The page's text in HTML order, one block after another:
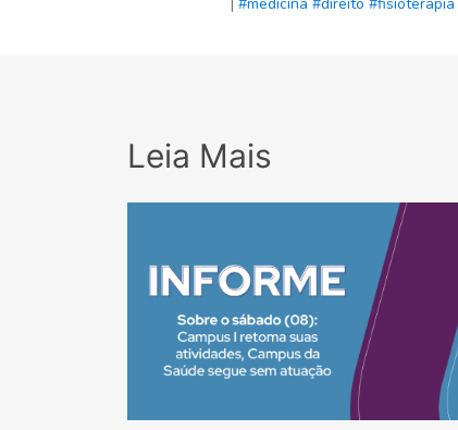
Leia Mais